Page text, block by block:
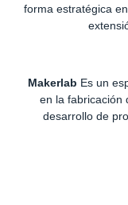
forma estratégica
Makerlab Es un
en la fabricación
desarrollo de